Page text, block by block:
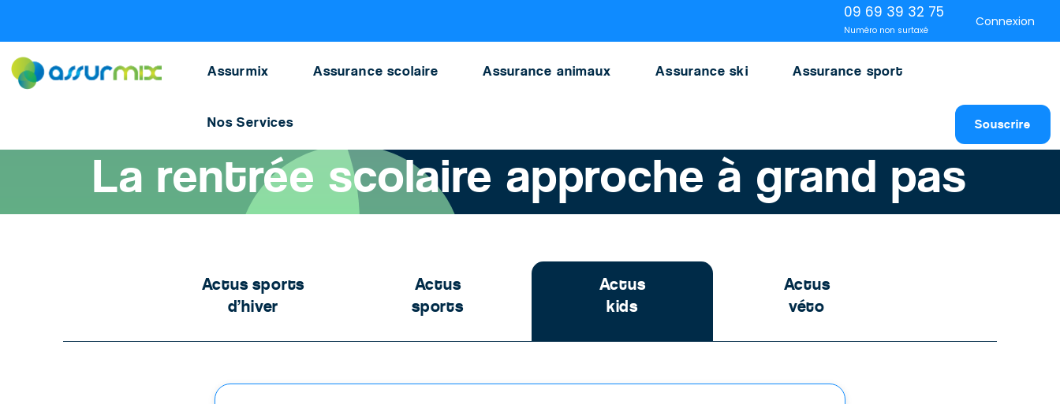
Connexion
09 69 39 32 75
Numéro non surtaxé
Assurmix Assurance scolaire Assurance animaux Assurance ski Assurance sport
Nos Services Souscrire
La rentrée scolaire approche à grand pas
Actus sports
d’hiver
Actus
sports
Actus
kids
Actus
véto